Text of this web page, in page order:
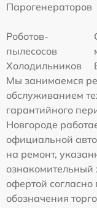
Парогенераторов
Роботов-
пылесосов
Холодильников
Мы занимаемся
обслуживанием
гарантийного
Новгороде
официальной
на ремонт,
ознакомительный
офертой
обозначения